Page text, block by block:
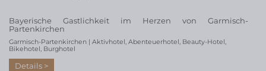
Bayerische Gastlichkeit im Herzen von Garmisch-
Partenkirchen
Garmisch-Partenkirchen | Aktivhotel, Abenteuerhotel, Beauty-Hotel,
Bikehotel, Burghotel
Details